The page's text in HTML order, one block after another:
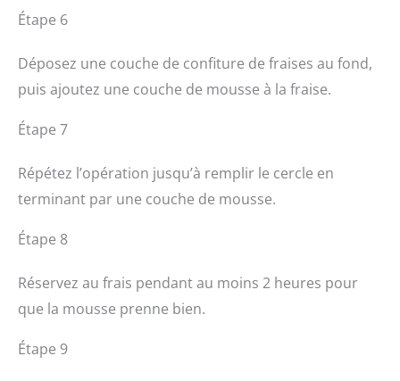
Étape 6
Déposez une couche de confiture de fraises au fond,
puis ajoutez une couche de mousse à la fraise.
Étape 7
Répétez l’opération jusqu’à remplir le cercle en
terminant par une couche de mousse.
Étape 8
Réservez au frais pendant au moins 2 heures pour
que la mousse prenne bien.
Étape 9